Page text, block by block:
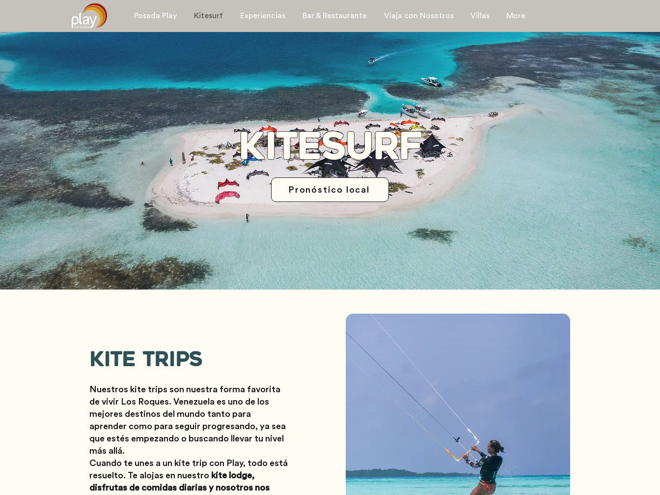
Posada Play Kitesurf Experiencias Bar & Restaurante Viaja con Nosotros Villas More
KITESURF
Pronóstico local
KITE TRIPS
Nuestros kite trips son nuestra forma favorita
de vivir Los Roques. Venezuela es uno de los
mejores destinos del mundo tanto para
aprender como para seguir progresando, ya sea
que estés empezando o buscando llevar tu nivel
más allá.
Cuando te unes a un kite trip con Play, todo está
resuelto. Te alojas en nuestro kite lodge,
disfrutas de comidas diarias y nosotros nos